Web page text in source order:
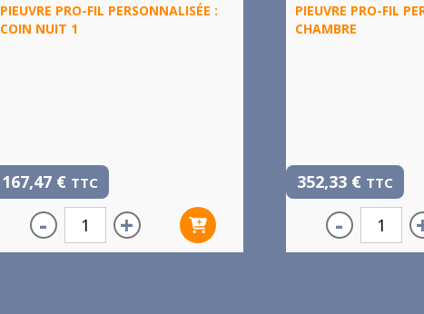
PIEUVRE PRO-FIL PERSONNALISÉE :
COIN NUIT 1
167,47 € TTC
- +
PIEUVRE PRO-FIL
CHAMBRE
352,33 € TTC
-